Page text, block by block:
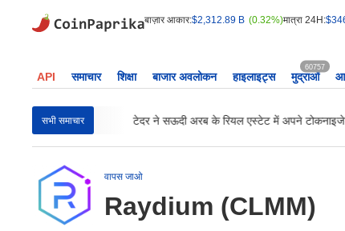
बाज़ार आकार:$2,312.89 B (0.32%)मात्रा 24H:
API समाचार शिक्षा बाजार अवलोकन हाइलाइट्स मुद्राओं
60757
सभी समाचार
सीनेट डेमोक्रेट्स... टेदर ने सऊदी अरब के रियल एस्टेट में अपने
वापस जाओ
Raydium (CLMM)